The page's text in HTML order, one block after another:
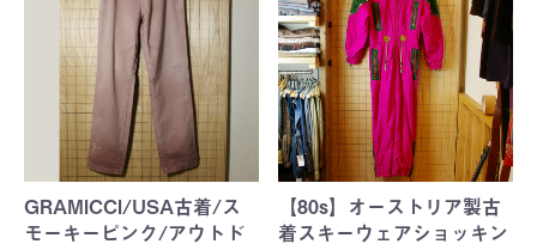
GRAMICCI/USA古着/ス
モーキーピンク/アウトド
【80s】オーストリア製古
着スキーウェアショッキン